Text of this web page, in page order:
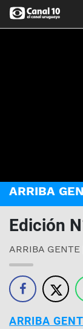
ARRIBA
Edición
ARRIBA
ARRIBA